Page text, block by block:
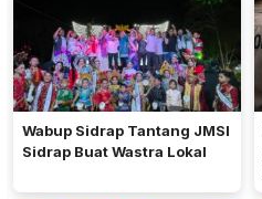
Wabup Sidrap Tantang JMSI
Sidrap Buat Wastra Lokal